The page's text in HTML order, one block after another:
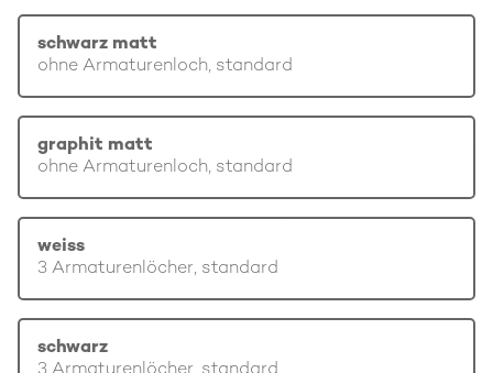
schwarz matt
ohne Armaturenloch, standard
graphit matt
ohne Armaturenloch, standard
weiss
3 Armaturenlöcher, standard
schwarz